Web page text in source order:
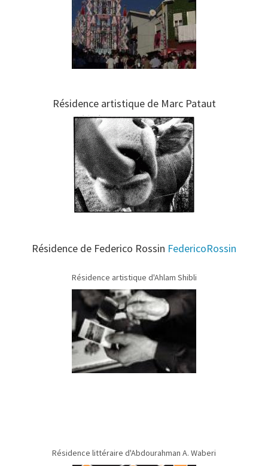
Résidence artistique de Marc Pataut
Résidence de Federico Rossin FedericoRossin
Résidence artistique d'Ahlam Shibli
Résidence littéraire d'Abdourahman A. Waberi